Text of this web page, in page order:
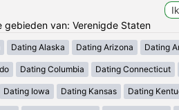
gebieden van: Verenigde Staten
Dating Alaska Dating Arizona Dating
Dating Columbia Dating Connecticut
Dating Iowa Dating Kansas Dating